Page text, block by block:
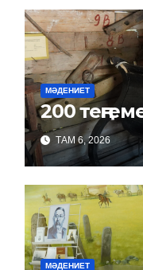
МӘДЕНИЕТ
ТАМ 6, 2026
МӘДЕНИЕТ